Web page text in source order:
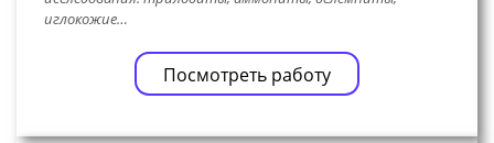
иглокожие…
Посмотреть работу